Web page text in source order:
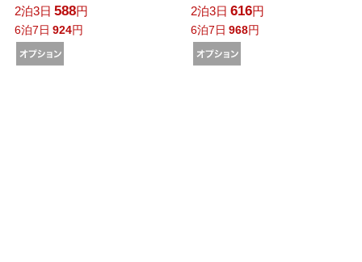
2泊3日 588円
6泊7日 924円
2泊3日 616円
6泊7日 968円